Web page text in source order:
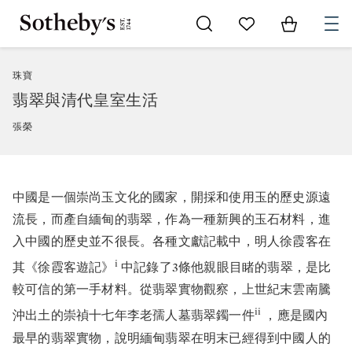
Go to My Favorites
Items in
珠寶
翡翠與清代皇室生活
張榮
中國是一個崇尚玉文化的國家，開採和使用玉的歷史源遠
流長，而產自緬甸的翡翠，作為一種新興的玉石材料，進
入中國的歷史並不很長。各種文獻記載中，明人徐霞客在
其《徐霞客遊記》 i 中記錄了3條他親眼目睹的翡翠，是比
較可信的第一手材料。從翡翠實物觀察，上世紀末雲南騰
沖出土的崇禎十七年李老孺人墓翡翠鐲一件ii
，應是國內
最早的翡翠實物，說明緬甸翡翠在明末已經得到中國人的